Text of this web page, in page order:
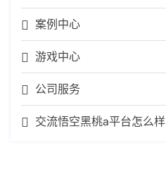
案例中心
游戏中心
公司服务
交流悟空黑桃a平台怎么样